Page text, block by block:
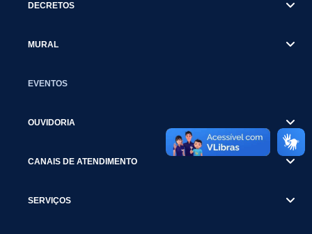
DECRETOS
MURAL
EVENTOS
OUVIDORIA
CANAIS DE ATENDIMENTO
SERVIÇOS